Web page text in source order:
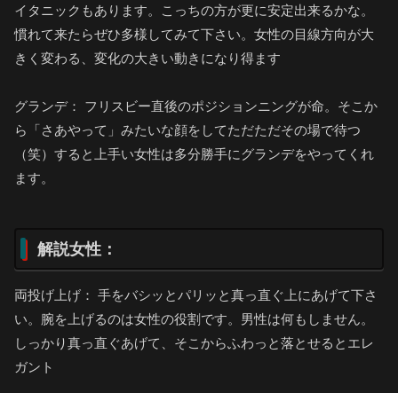
イタニックもあります。こっちの方が更に安定出来るかな。
慣れて来たらぜひ多様してみて下さい。女性の目線方向が大
きく変わる、変化の大きい動きになり得ます
グランデ： フリスビー直後のポジションニングが命。そこか
ら「さあやって」みたいな顔をしてただただその場で待つ
（笑）すると上手い女性は多分勝手にグランデをやってくれ
ます。
解説女性：
両投げ上げ： 手をバシッとパリッと真っ直ぐ上にあげて下さ
い。腕を上げるのは女性の役割です。男性は何もしません。
しっかり真っ直ぐあげて、そこからふわっと落とせるとエレ
ガント